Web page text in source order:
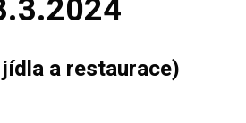
a restaurace)